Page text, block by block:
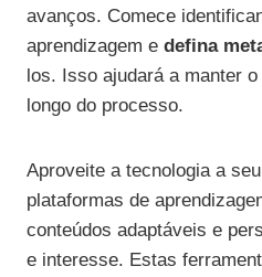
avanços. Comece
aprendizagem e defina
los. Isso ajudará a manter
longo do processo.
Aproveite a tecnologia a
plataformas de
conteúdos adaptáveis e
e interesse. Estas